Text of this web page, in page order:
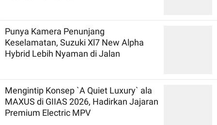
Punya Kamera Penunjang
Keselamatan, Suzuki Xl7 New Alpha
Hybrid Lebih Nyaman di Jalan
Mengintip Konsep `A Quiet Luxury` ala
MAXUS di GIIAS 2026, Hadirkan Jajaran
Premium Electric MPV